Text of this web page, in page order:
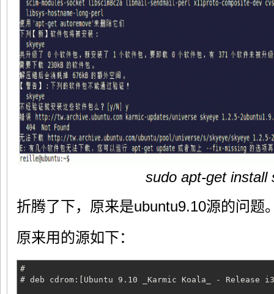
sudo apt-get install
折腾了下，原来是ubuntu9.10源的问题
原来用的源如下：
#
# deb cdrom:[Ubuntu 9.10 _Karmic Koala_ -